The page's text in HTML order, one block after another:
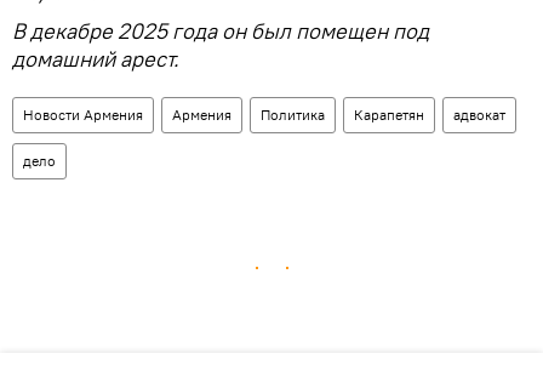
В декабре 2025 года он был помещен под
домашний арест.
Новости Армения Армения Политика Карапетян адвокат
дело